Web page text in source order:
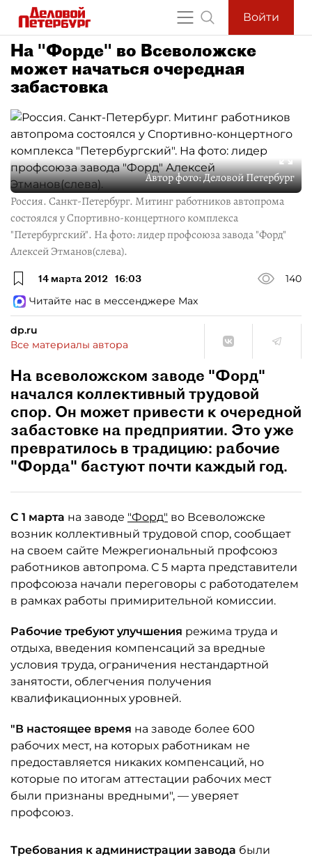
Войти
На "Форде" во Всеволожске
может начаться очередная
забастовка
Автор фото:Деловой Петербург
Россия. Санкт-Петербург. Митинг работников автопрома
состоялся у Спортивно-концертного комплекса
"Петербургский". На фото: лидер профсоюза завода "Форд"
Алексей Этманов(слева).
14 марта 2012 16:03
140
Читайте нас в мессенджере Max
dp.ru
Все материалы автора
На всеволожском заводе "Форд"
начался коллективный трудовой
спор. Он может привести к очередной
забастовке на предприятии. Это уже
превратилось в традицию: рабочие
"Форда" бастуют почти каждый год.
С 1 марта на заводе "Форд" во Всеволожске
возник коллективный трудовой спор, сообщает
на своем сайте Межрегиональный профсоюз
работников автопрома. С 5 марта представители
профсоюза начали переговоры с работодателем
в рамках работы примирительной комиссии.
Рабочие требуют улучшения режима труда и
отдыха, введения компенсаций за вредные
условия труда, ограничения нестандартной
занятости, облегчения получения
квалификационных уровней.
"В настоящее время на заводе более 600
рабочих мест, на которых работникам не
предоставляется никаких компенсаций, но
которые по итогам аттестации рабочих мест
были признаны вредными", — уверяет
профсоюз.
Требования к администрации завода были